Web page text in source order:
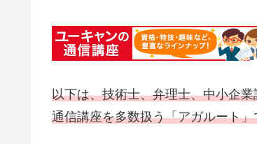
以下は、技術士、弁理士、中小企
通信講座を多数扱う「アガルート」